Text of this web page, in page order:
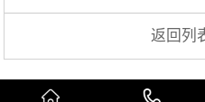
返回列